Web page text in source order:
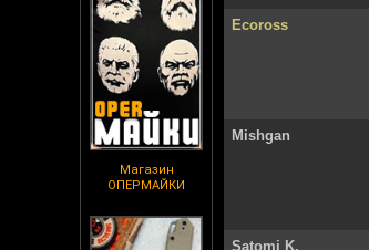
Магазин
ОПЕРМАЙКИ
Ecoross
Mishgan
Satomi K.